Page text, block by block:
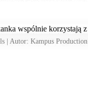
| Autor: Kampus Production